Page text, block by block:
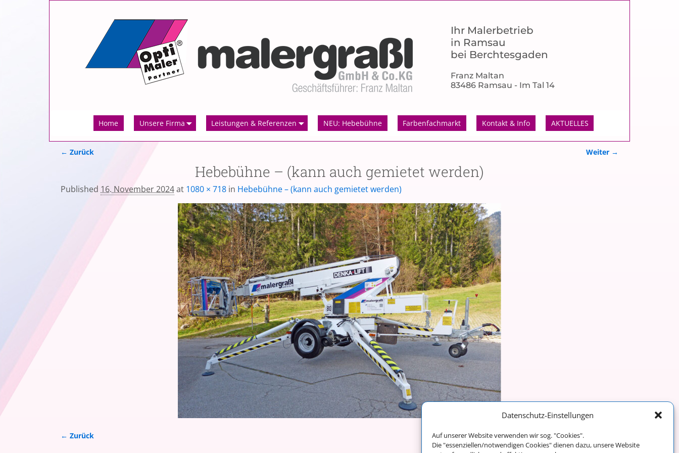
Datenschutz-Einstellungen
Auf unserer Website verwenden wir sog. "Cookies".
Die "essenziellen/notwendigen Cookies" dienen dazu, unsere Website
Ihr Malerbetrieb
in Ramsau
bei Berchtesgaden
Franz Maltan
83486 Ramsau - Im Tal 14
Home Unsere Firma Leistungen & Referenzen NEU: Hebebühne Farbenfachmarkt Kontakt & Info AKTUELLES
← Zurück Weiter →
Hebebühne – (kann auch gemietet werden)
Published 16. November 2024at 1080 × 718 in Hebebühne – (kann auch gemietet werden)
← Zurück